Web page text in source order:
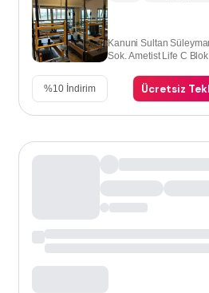
Kanuni Sultan
Sok. Ametist Life C
%10 İndirim Ücretsiz